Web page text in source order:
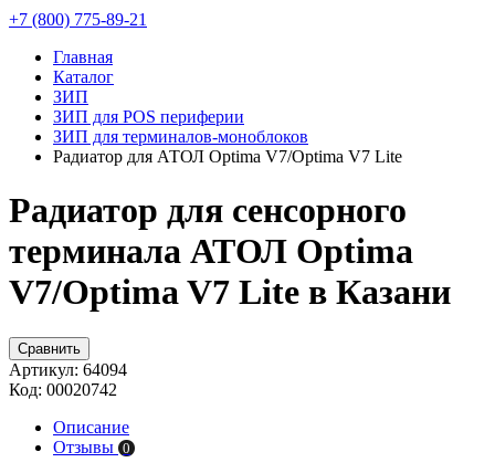
+7 (800) 775-89-21
Главная
Каталог
ЗИП
ЗИП для POS периферии
ЗИП для терминалов-моноблоков
Радиатор для АТОЛ Optima V7/Optima V7 Lite
Радиатор для сенсорного
терминала АТОЛ Optima
V7/Optima V7 Lite в Казани
Сравнить
Артикул: 64094
Код: 00020742
Описание
Отзывы 0